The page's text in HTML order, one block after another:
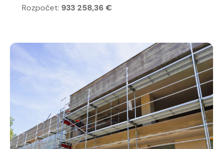
Rozpočet: 933 258,36 €